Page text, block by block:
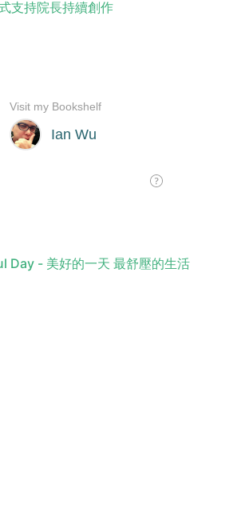
支持院長持續創作
Day - 美好的一天 最舒壓的生活